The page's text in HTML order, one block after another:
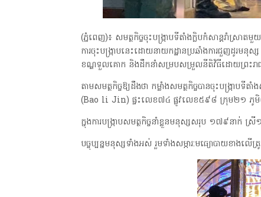
(ភ្នំពេញ)៖ សមត្ថកិច្ចចុះបង្ក្រាបទីតាំងក្លិបកំសាន្តរាំស្
ការចុះបង្ក្រាបនេះដោយនាយកដ្ឋានប្រឆាំងការជួញដូរមនុ
ខណ្ឌទួលគោក និងដឹកនាំសម្របសម្រួលនីតិវិធីដោយព្រះរាជ
តាមសមត្ថកិច្ចឱ្យដឹងថា កម្លាំងសមត្ថកិច្ចបានចុះបង្ក្រា
(Bao li Jin) ផ្ទះលេខ៧៤ ផ្លូវលេខ៥៩៨ ក្រុម២១ ភូ
ក្នុងការបង្ក្រាបសមត្ថកិច្ចនាំខ្លួនមនុស្សសរុប ១៧៩នាក់
បច្ចុប្បន្នមនុស្សទាំងអស់ រួមទាំងសម្ភារ:មធ្យោបាយខាងលើត្
ជីវិតកូនខ្មែរ" ជាអង្គភាពមានច្បាប់អនុញ្ញាតិដោយក្រសួងពាណិជ្ជកម្ម ក្រសួ